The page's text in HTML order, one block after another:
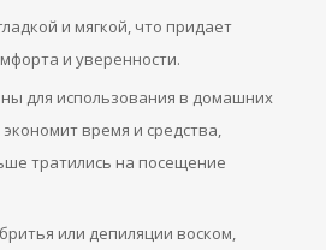
и мягкой, что придает
и уверенности.
для использования в домашних
экономит время и средства,
тратились на посещение
или депиляции воском,